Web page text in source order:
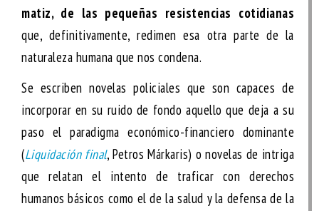
matiz, de las pequeñas resistencias cotidianas
que, definitivamente, redimen esa otra parte de la
naturaleza humana que nos condena.
Se escriben novelas policiales que son capaces de
incorporar en su ruido de fondo aquello que deja a su
paso el paradigma económico-financiero dominante
(Liquidación final, Petros Márkaris) o novelas de intriga
que relatan el intento de traficar con derechos
humanos básicos como el de la salud y la defensa de la